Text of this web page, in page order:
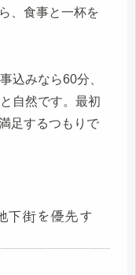
、食事と一杯を
込みなら60分、
自然です。最初
足するつもりで
下街を優先す